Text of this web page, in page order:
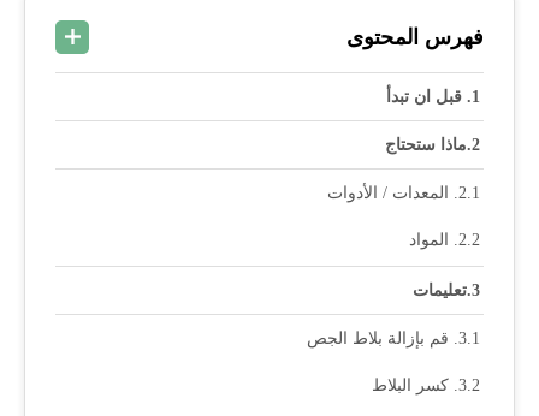
فهرس المحتوى
قبل ان تبدأ
ماذا ستحتاج
المعدات / الأدوات
المواد
تعليمات
قم بإزالة بلاط الجص
كسر البلاط